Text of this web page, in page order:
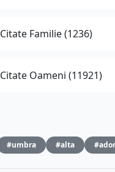
Citate Familie (1236)
Citate Oameni (11921)
#umbra #alta